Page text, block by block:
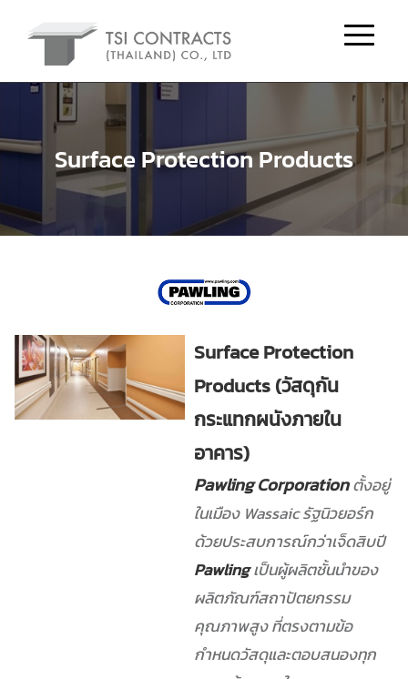
Surface Protection Products
Surface Protection
Products (วัสดุกัน
กระแทกผนังภายใน
อาคาร)
Pawling Corporationตั้งอยู่
ในเมือง Wassaic รัฐนิวยอร์ก
ด้วยประสบการณ์กว่าเจ็ดสิบปี
Pawlingเป็นผู้ผลิตชั้นนำของ
ผลิตภัณฑ์สถาปัตยกรรม
คุณภาพสูง ที่ตรงตามข้อ
กำหนดวัสดุและตอบสนองทุก